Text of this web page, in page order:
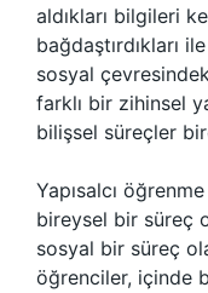
aldıkları bilgileri
bağdaştırdıkları
sosyal
farklı bir zihinsel
bilişsel süreçler
Yapısalcı
bireysel bir süreç
sosyal bir süreç
öğrenciler, içinde